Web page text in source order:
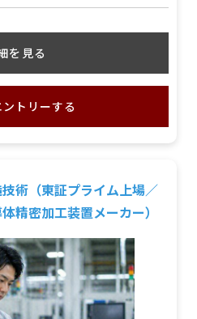
を見る
トリーする
術（東証プライム上場／
精密加工装置メーカー）